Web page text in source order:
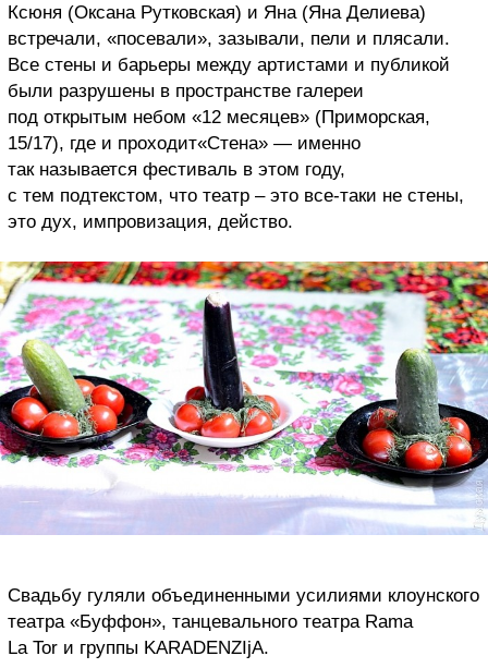
Ксюня (Оксана Рутковская) и Яна (Яна Делиева)
встречали, «посевали», зазывали, пели и плясали.
Все стены и барьеры между артистами и публикой
были разрушены в пространстве галереи
под открытым небом «12 месяцев» (Приморская,
15/17), где и проходит«Стена» — именно
так называется фестиваль в этом году,
с тем подтекстом, что театр – это все-таки не стены,
это дух, импровизация, действо.
Свадьбу гуляли объединенными усилиями клоунского
театра «Буффон», танцевального театра Rama
La Tor и группы KARADENZIjA.